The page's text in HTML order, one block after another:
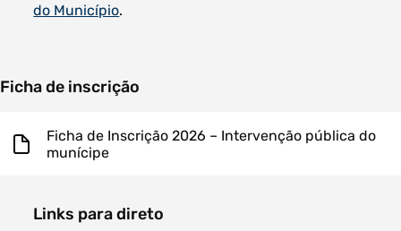
do Município.
Ficha de inscrição
Ficha de Inscrição 2026 – Intervenção pública do
munícipe
Links para direto